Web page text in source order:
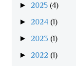
► 2025 (4)
► 2024 (1)
► 2023 (1)
► 2022 (1)